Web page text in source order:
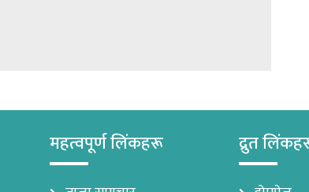
महत्वपूर्ण लिंकहरू द्रुत